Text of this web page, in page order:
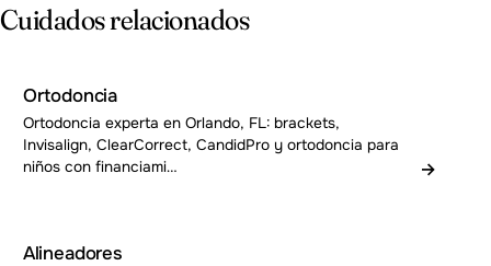
Cuidados relacionados
Ortodoncia
Ortodoncia experta en Orlando, FL: brackets,
Invisalign, ClearCorrect, CandidPro y ortodoncia para
niños con financiami…
→
Alineadores